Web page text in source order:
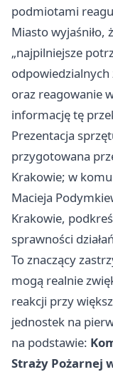
podmiotami
Miasto wyjaśniło,
„najpilniejsze
oraz reagowanie
informację tę
Prezentacja
przygotowana
Krakowie; w
Macieja
Krakowie,
sprawności
To znaczący
mogą realnie
reakcji przy
jednostek na
na podstawie:
Straży Pożarnej